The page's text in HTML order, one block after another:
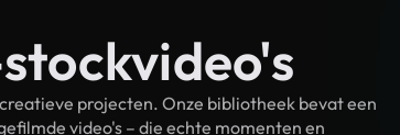
projecten. Onze bibliotheek bevat een
video's – die echte momenten en